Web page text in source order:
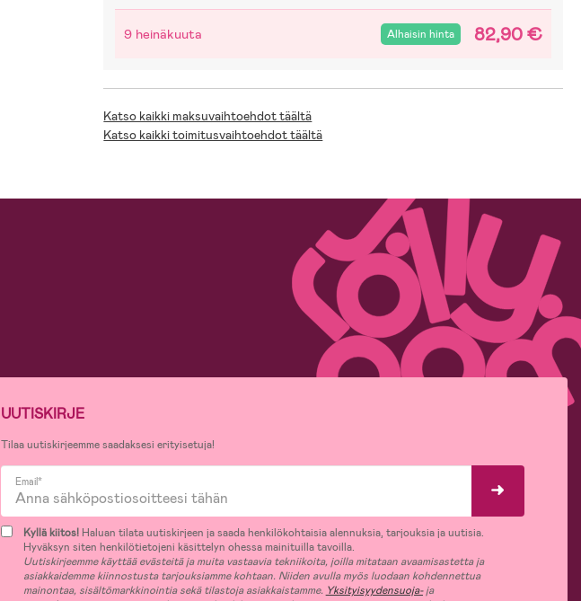
9 heinäkuuta Alhaisin hinta 82,90 €
Katso kaikki maksuvaihtoehdot täältä
Katso kaikki toimitusvaihtoehdot täältä
UUTISKIRJE
Tilaa uutiskirjeemme saadaksesi erityisetuja!
Email*
Kyllä kiitos!Haluan tilata uutiskirjeen ja saada henkilökohtaisia alennuksia, tarjouksia ja uutisia.
Hyväksyn siten henkilötietojeni käsittelyn ohessa mainituilla tavoilla.
Uutiskirjeemme käyttää evästeitä ja muita vastaavia tekniikoita, joilla mitataan avaamisastetta ja
asiakkaidemme kiinnostusta tarjouksiamme kohtaan. Niiden avulla myös luodaan kohdennettua
mainontaa, sisältömarkkinointia sekä tilastoja asiakkaistamme. Yksityisyydensuoja-ja